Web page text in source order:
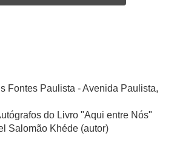
Fontes Paulista - Avenida Paulista,
do Livro "Aqui entre Nós"
Salomão Khéde (autor)